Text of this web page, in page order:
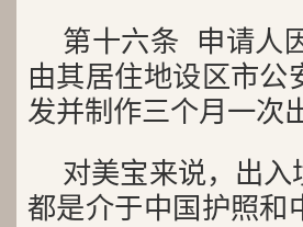
第十六条 申请人
由其居住地设区市公
发并制作三个月一次
对美宝来说，出
都是介于中国护照和